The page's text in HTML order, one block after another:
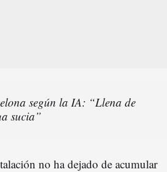
según la IA: “Llena de
sucia”
no ha dejado de acumular